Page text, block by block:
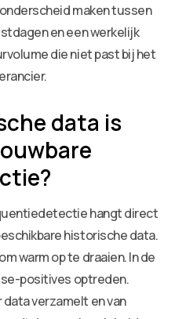
maken tussen
en een werkelijk
die niet past bij het
data is
hangt direct
historische data.
warm op te draaien. In de
positives optreden.
verzamelt en van